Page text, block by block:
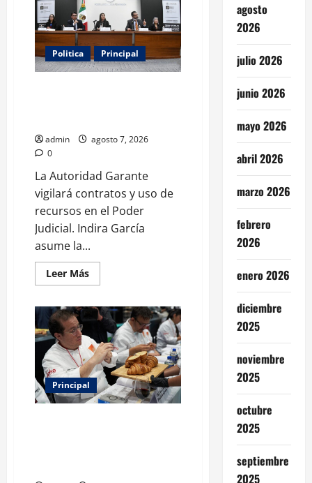
salida
de
Infantino
y
aumenta
la
presión
Politica Principal
admin
agosto 7, 2026
0
La Autoridad Garante
vigilará contratos y uso de
recursos en el Poder
Judicial. Indira García
asume la...
Leer MásLeer
más
Fiscalizarán
presupuesto
judicial
con
nueva
Autoridad
Garante
de
Transparencia
Principal
agosto
2026
julio 2026
junio 2026
mayo 2026
abril 2026
marzo 2026
febrero
2026
enero 2026
diciembre
2025
noviembre
2025
octubre
2025
septiembre
2025